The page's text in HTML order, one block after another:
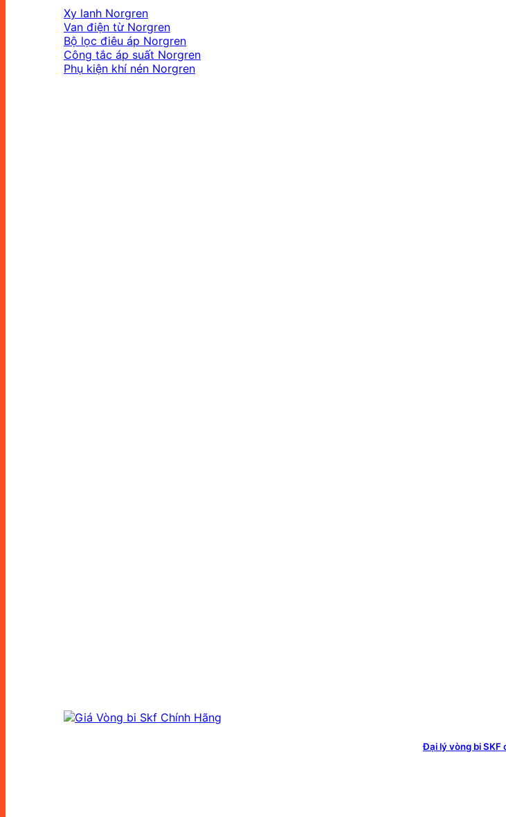
Xy lanh Norgren
Van điện từ Norgren
Bộ lọc điêu áp Norgren
Công tắc áp suất Norgren
Phụ kiện khí nén Norgren
Đại lý vòng bi SKF